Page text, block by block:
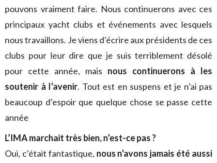
pouvons vraiment faire. Nous continuerons avec ces
principaux yacht clubs et événements avec lesquels
nous travaillons. Je viens d’écrire aux présidents de ces
clubs pour leur dire que je suis terriblement désolé
pour cette année, mais nous continuerons à les
soutenir à l’avenir. Tout est en suspens et je n’ai pas
beaucoup d’espoir que quelque chose se passe cette
année
L’IMA marchait très bien, n’est-ce pas ?
Oui, c’était fantastique, nous n’avons jamais été aussi